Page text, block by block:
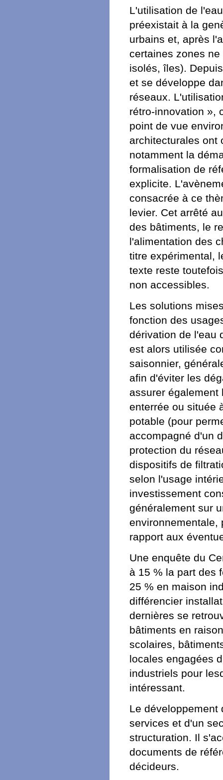
L'utilisation de
préexistait à la
urbains et, après
certaines zones
isolés, îles).
et se développe
réseaux.
rétro-innovation »,
point de vue
architecturales ont
notamment la
formalisation de
explicite.
consacrée à ce
levier. Cet arrêté
des bâtiments, le
l'alimentation des
titre expérimental,
texte reste
non accessibles.
Les solutions
fonction des
dérivation de l'eau
est alors utilisée
saisonnier,
afin d'éviter les
assurer également
enterrée ou située
potable (pour
accompagné d'un
protection du
dispositifs de
selon l'usage
investissement
généralement sur
environnementale,
rapport aux
Une enquête du
à 15 % la part des
25 % en maison
différencier
dernières se
bâtiments en
scolaires,
locales engagées
industriels pour
intéressant.
Le développement
services et d'un
structuration. Il
documents de
décideurs.